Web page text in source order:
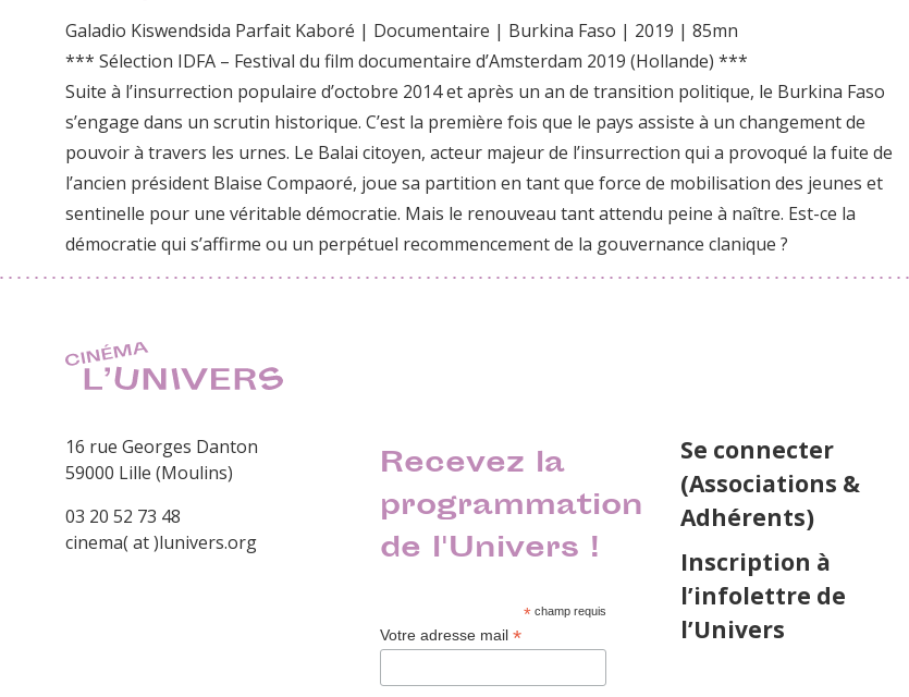
Galadio Kiswendsida Parfait Kaboré | Documentaire | Burkina Faso | 2019 | 85mn
*** Sélection IDFA – Festival du film documentaire d’Amsterdam 2019 (Hollande) ***
Suite à l’insurrection populaire d’octobre 2014 et après un an de transition politique, le Burkina Faso
s’engage dans un scrutin historique. C’est la première fois que le pays assiste à un changement de
pouvoir à travers les urnes. Le Balai citoyen, acteur majeur de l’insurrection qui a provoqué la fuite de
l’ancien président Blaise Compaoré, joue sa partition en tant que force de mobilisation des jeunes et
sentinelle pour une véritable démocratie. Mais le renouveau tant attendu peine à naître. Est-ce la
démocratie qui s’affirme ou un perpétuel recommencement de la gouvernance clanique ?
16 rue Georges Danton
59000 Lille (Moulins)
03 20 52 73 48
cinema( at )lunivers.org
Recevez la
programmation
de l'Univers !
*champ requis
Votre adresse mail*
Se connecter
(Associations &
Adhérents)
Inscription à
l’infolettre de
l’Univers